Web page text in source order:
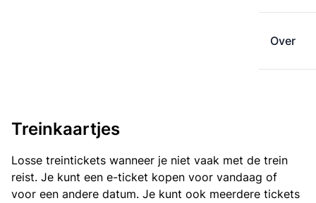
Over
Treinkaartjes
Losse treintickets wanneer je niet vaak met de trein
reist. Je kunt een e-ticket kopen voor vandaag of
voor een andere datum. Je kunt ook meerdere tickets